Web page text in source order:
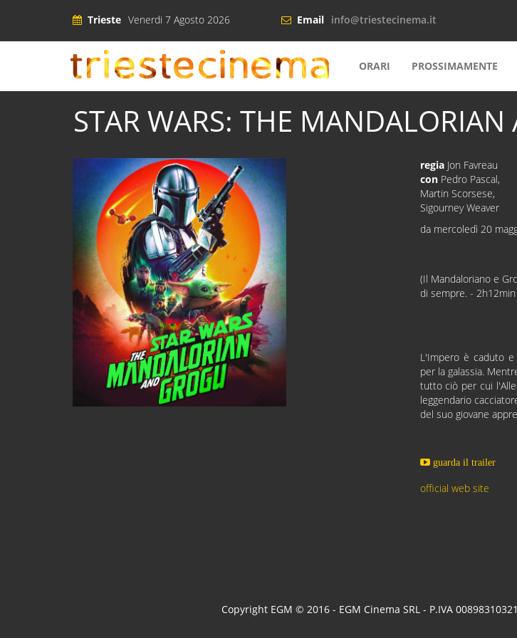
Trieste Venerdi 7 Agosto 2026 Email info@triestecinema.it
ORARI PROSSIMAMENTE
STAR WARS: THE
regiaJon Favreau
conPedro Pascal,
Martin Scorsese,
Sigourney Weaver
da mercoledì 20
(Il Mandaloriano e
di sempre. - 2h12min
L'Impero è caduto
per la galassia.
tutto ciò per cui
leggendario
del suo giovane
guarda il trailer
official web site
Copyright EGM © 2016 - EGM Cinema SRL - P.IVA